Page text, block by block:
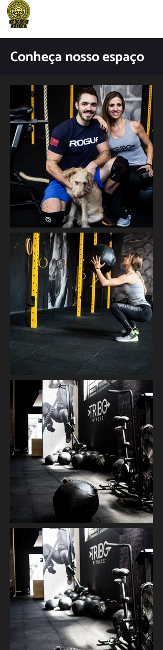
Conheça nosso espaço